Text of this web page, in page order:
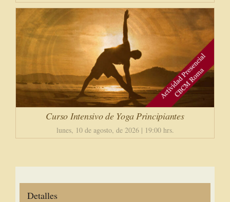
Curso Intensivo de Yoga Principiantes
lunes, 10 de agosto, de 2026 | 19:00 hrs.
Detalles